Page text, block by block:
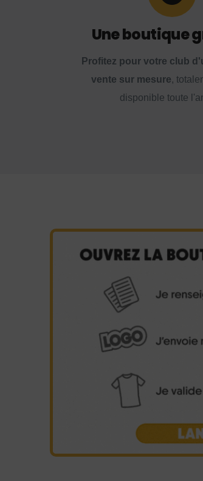
Une boutique
Profitez pour votre club
vente sur mesure,
disponible toute